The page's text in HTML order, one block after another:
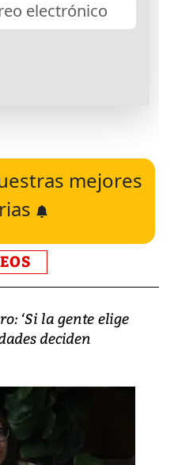
mejores
‘Si la gente elige
deciden